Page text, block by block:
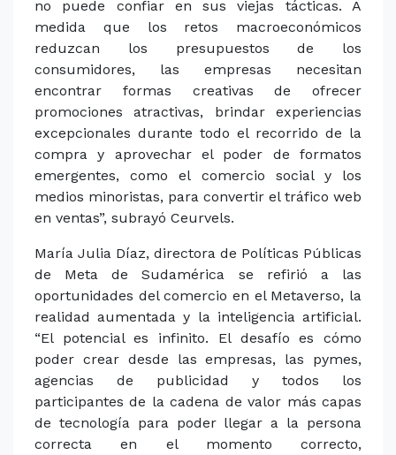
no puede confiar en sus viejas tácticas. A
medida que los retos macroeconómicos
reduzcan los presupuestos de los
consumidores, las empresas necesitan
encontrar formas creativas de ofrecer
promociones atractivas, brindar experiencias
excepcionales durante todo el recorrido de la
compra y aprovechar el poder de formatos
emergentes, como el comercio social y los
medios minoristas, para convertir el tráfico web
en ventas”, subrayó Ceurvels.
María Julia Díaz, directora de Políticas Públicas
de Meta de Sudamérica se refirió a las
oportunidades del comercio en el Metaverso, la
realidad aumentada y la inteligencia artificial.
“El potencial es infinito. El desafío es cómo
poder crear desde las empresas, las pymes,
agencias de publicidad y todos los
participantes de la cadena de valor más capas
de tecnología para poder llegar a la persona
correcta en el momento correcto,